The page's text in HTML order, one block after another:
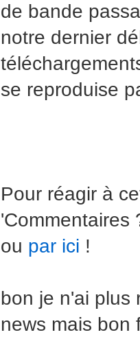
de bande
notre dernier
se reproduise
Pour réagir à
'Commentaires
ou par ici !
bon je n'ai plus
news mais bon